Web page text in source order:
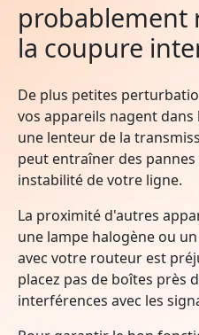
probablement
la coupure
De plus petites
vos appareils nagent
une lenteur de la
peut entraîner des
instabilité de votre ligne.
La proximité d'autres
une lampe halogène ou
avec votre routeur est
placez pas de boîtes près
interférences avec les